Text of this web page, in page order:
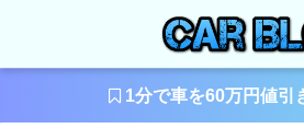
1分で車を60万円値引